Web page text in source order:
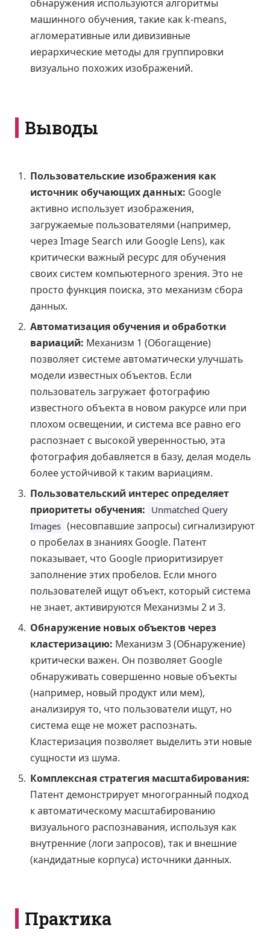
обнаружения используются алгоритмы
машинного обучения, такие как k-means,
агломеративные или дивизивные
иерархические методы для группировки
визуально похожих изображений.
Выводы
Пользовательские изображения как
источник обучающих данных: Google
активно использует изображения,
загружаемые пользователями (например,
через Image Search или Google Lens), как
критически важный ресурс для обучения
своих систем компьютерного зрения. Это не
просто функция поиска, это механизм сбора
данных.
Автоматизация обучения и обработки
вариаций: Механизм 1 (Обогащение)
позволяет системе автоматически улучшать
модели известных объектов. Если
пользователь загружает фотографию
известного объекта в новом ракурсе или при
плохом освещении, и система все равно его
распознает с высокой уверенностью, эта
фотография добавляется в базу, делая модель
более устойчивой к таким вариациям.
Пользовательский интерес определяет
приоритеты обучения: Unmatched Query
Images (несовпавшие запросы) сигнализируют
о пробелах в знаниях Google. Патент
показывает, что Google приоритизирует
заполнение этих пробелов. Если много
пользователей ищут объект, который система
не знает, активируются Механизмы 2 и 3.
Обнаружение новых объектов через
кластеризацию: Механизм 3 (Обнаружение)
критически важен. Он позволяет Google
обнаруживать совершенно новые объекты
(например, новый продукт или мем),
анализируя то, что пользователи ищут, но
система еще не может распознать.
Кластеризация позволяет выделить эти новые
сущности из шума.
Комплексная стратегия масштабирования:
Патент демонстрирует многогранный подход
к автоматическому масштабированию
визуального распознавания, используя как
внутренние (логи запросов), так и внешние
(кандидатные корпуса) источники данных.
Практика